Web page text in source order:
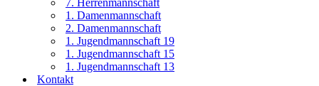
7. Herrenmannschaft
1. Damenmannschaft
2. Damenmannschaft
1. Jugendmannschaft 19
1. Jugendmannschaft 15
1. Jugendmannschaft 13
Kontakt